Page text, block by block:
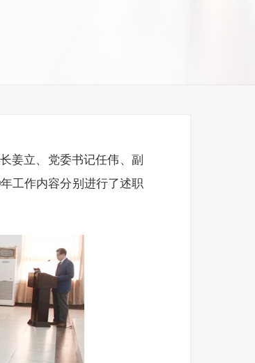
姜立、党委书记任伟、副
工作内容分别进行了述职